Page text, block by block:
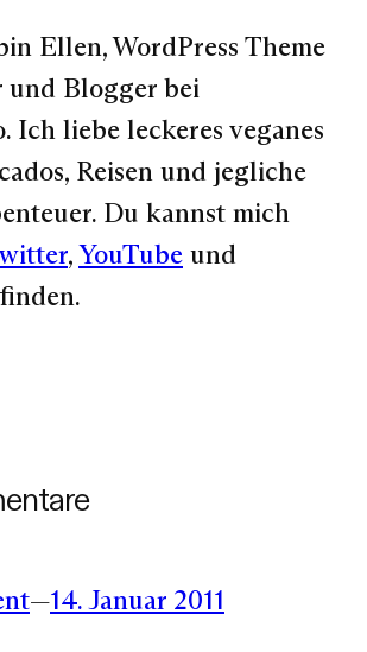
Ellen, WordPress Theme
Blogger bei
Ich liebe leckeres veganes
Reisen und jegliche
Du kannst mich
,YouTube und
finden.
—14. Januar 2011